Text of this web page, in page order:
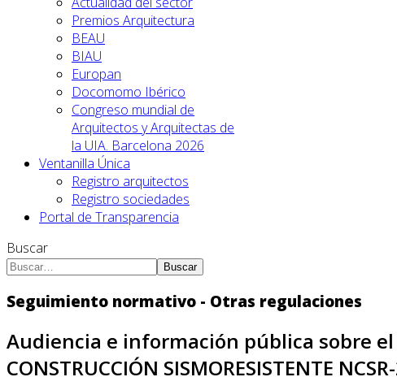
Premios Arquitectura
BEAU
BIAU
Europan
Docomomo Ibérico
Congreso mundial de
Arquitectos y Arquitectas de
la UIA. Barcelona 2026
Ventanilla Única
Registro arquitectos
Registro sociedades
Portal de Transparencia
Buscar
Buscar
Seguimiento normativo - Otras regulaciones
Audiencia e información pública sobre el
CONSTRUCCIÓN SISMORESISTENTE